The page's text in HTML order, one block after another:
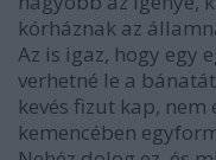
kórháznak az
Az is igaz, hogy egy
verhetné le a
kevés fizut kap,
kemencében